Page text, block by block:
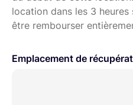
location dans les 3
être rembourser
Emplacement de